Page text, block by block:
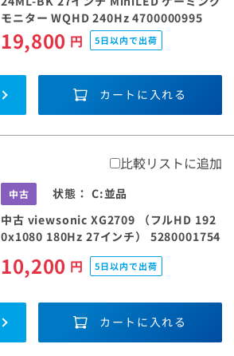
モニター WQHD 240Hz 4700000995
19,800 円 5日以内で出荷
カートに入れる
比較リストに追加
中古 状態： C:並品
中古 viewsonic XG2709 （フルHD 192
0x1080 180Hz 27インチ） 5280001754
10,200 円 5日以内で出荷
カートに入れる